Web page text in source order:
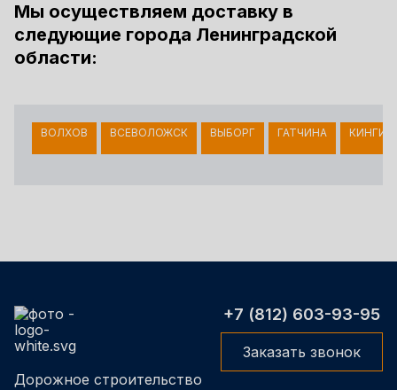
Мы осуществляем доставку в
следующие города Ленинградской
области:
ВОЛХОВ ВСЕВОЛОЖСК ВЫБОРГ ГАТЧИНА
+7 (812) 603-93-95
Заказать звонок
Дорожное строительство